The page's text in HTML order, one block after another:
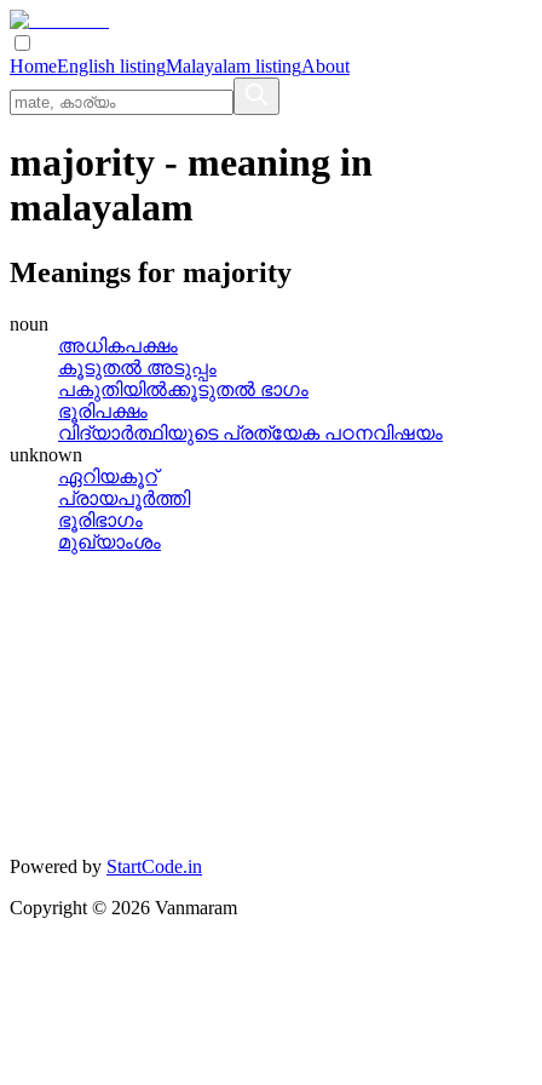
HomeEnglish listingMalayalam listingAbout
majority - meaning in
malayalam
Meanings for majority
noun
അധികപക്ഷം
കൂടുതല്‍ അടുപ്പം
പകുതിയില്‍ക്കൂടുതല്‍ ഭാഗം
ഭൂരിപക്ഷം
വിദ്യാര്‍ത്ഥിയുടെ പ്രത്യേക പഠനവിഷയം
unknown
ഏറിയകൂറ്
പ്രായപൂര്‍ത്തി
ഭൂരിഭാഗം
മുഖ്യാംശം
Powered by StartCode.in
Copyright © 2026 Vanmaram